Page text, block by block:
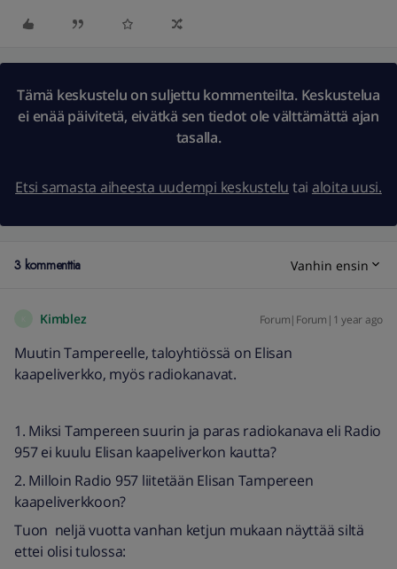
Tämä keskustelu on suljettu kommenteilta. Keskustelua
ei enää päivitetä, eivätkä sen tiedot ole välttämättä ajan
tasalla.
Etsi samasta aiheesta uudempi keskustelu tai aloita uusi.
3 kommenttia Vanhin ensin
Kimblez Forum|Forum|1 year ago
Muutin Tampereelle, taloyhtiössä on Elisan
kaapeliverkko, myös radiokanavat.
1. Miksi Tampereen suurin ja paras radiokanava eli Radio
957 ei kuulu Elisan kaapeliverkon kautta?
2. Milloin Radio 957 liitetään Elisan Tampereen
kaapeliverkkoon?
Tuon neljä vuotta vanhan ketjun mukaan näyttää siltä
ettei olisi tulossa: